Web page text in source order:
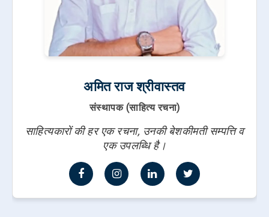
अमित राज श्रीवास्तव
संस्थापक (साहित्य रचना)
साहित्यकारों की हर एक रचना, उनकी बेशकीमती सम्पत्ति व
एक उपलब्धि है।